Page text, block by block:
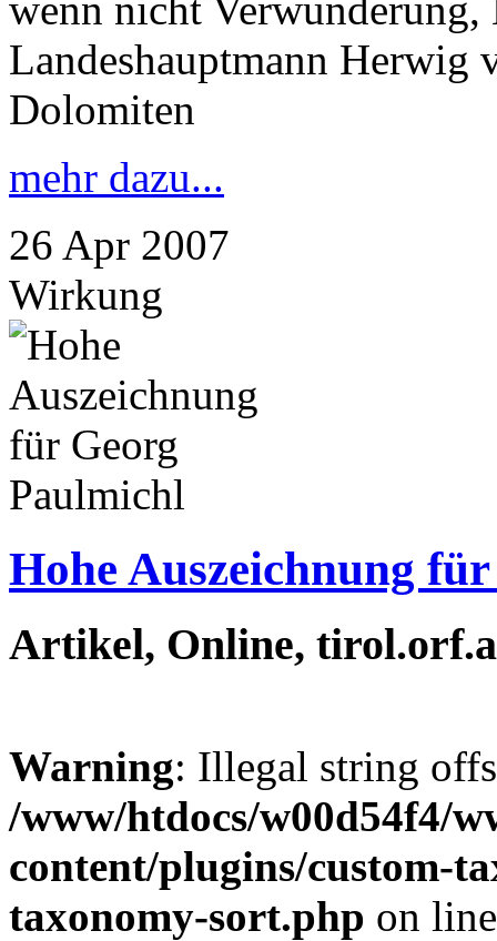
wenn nicht Verwunderung,
Landeshauptmann
Dolomiten
mehr dazu...
26 Apr 2007
Wirkung
Hohe Auszeichnung
Artikel, Online,
Warning: Illegal string
/www/htdocs/w00d54f4/
content/plugins/custom-
taxonomy-sort.php on